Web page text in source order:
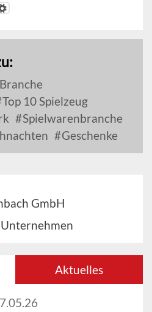
Top 10 Spielzeug
Spielwarenbranche
Geschenke
GmbH
Aktuelles